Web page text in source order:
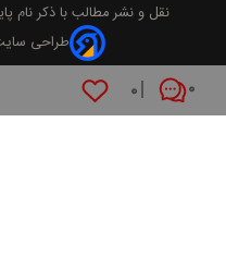
۰ ۰
نقل و نشر مطالب با ذکر نام
طراحی